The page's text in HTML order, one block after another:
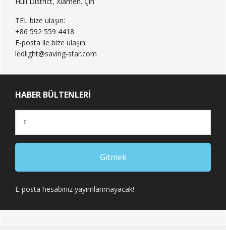
TEL bize ulaşın:
+86 592 559 4418
E-posta ile bize ulaşın:
ledlight@saving-star.com
HABER BÜLTENLERI
E-posta hesabınız yayımlanmayacak!